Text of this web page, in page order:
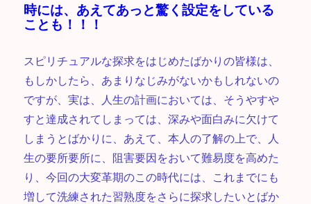
時には、あえてあっと驚く設定をしている
ことも！！！
スピリチュアルな探求をはじめたばかりの皆様は、
もしかしたら、あまりなじみがないかもしれないの
ですが、実は、人生の計画においては、そうやすや
すと達成されてしまっては、深みや面白みに欠けて
しまうとばかりに、あえて、本人の了解の上で、人
生の要所要所に、阻害要因をおいて難易度を高めた
り、今回の大変革期のこの時代には、これまでにも
増して洗練された習熟度をさらに探求したいとばか